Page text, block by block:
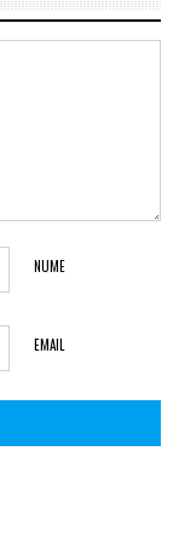
NUME
EMAIL